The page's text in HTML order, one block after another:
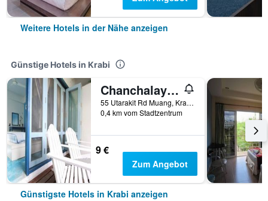
Weitere Hotels in der Nähe anzeigen
Günstige Hotels in Krabi
Chanchalay Hip Hostel
55 Utarakit Rd Muang, Krabi, Thailand
0,4 km vom Stadtzentrum
9 €
Zum Angebot
Günstigste Hotels in Krabi anzeigen